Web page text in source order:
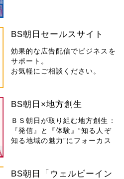
BS朝日セールスサイト
効果的な広告配信でビジネスを
サポート。
お気軽にご相談ください。
BS朝日×地方創生
ＢＳ朝日が取り組む地方創生：
『発信』と『体験』“知る人ぞ
知る地域の魅力”にフォーカス
BS朝日「ウェルビーイン